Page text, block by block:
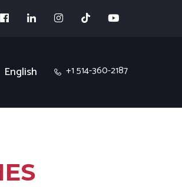
English +1 514-360-2187